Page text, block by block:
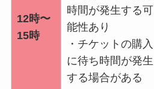
12時〜
15時
時間が発生する可
能性あり
・チケットの購入
に待ち時間が発生
する場合がある